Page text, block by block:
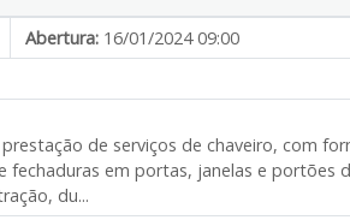
Abertura: 16/01/2024 09:00
de serviços de chaveiro, com
fechaduras em portas, janelas e portões
du...